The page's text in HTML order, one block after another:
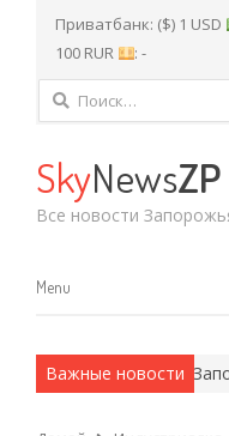
Приватбанк: ($) 1 USD
100 RUR
: -
Найти:
SkyNewsZP
Все новости
Menu
Menu
Важные новости
методы.